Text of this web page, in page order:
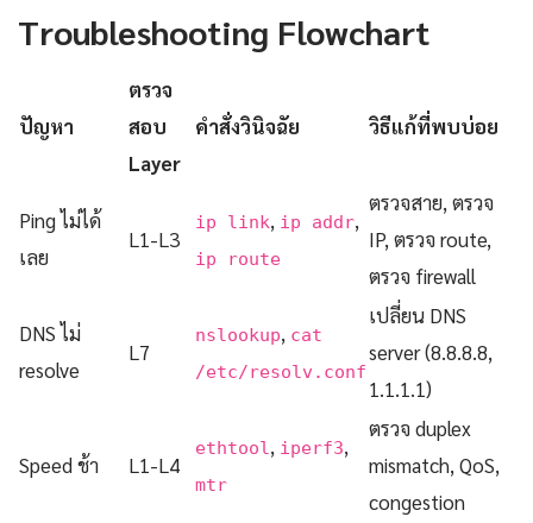
Troubleshooting Flowchart
ปัญหา
ตรวจ
สอบ
Layer
คำสั่งวินิจฉัย วิธีแก้ที่พบบ่อย
Ping ไม่ได้
เลย
L1-L3
ip link, ip addr,
ip route
ตรวจสาย, ตรวจ
IP, ตรวจ route,
ตรวจ firewall
DNS ไม่
resolve
L7
nslookup, cat
/etc/resolv.conf
เปลี่ยน DNS
server (8.8.8.8,
1.1.1.1)
Speed ช้า L1-L4
ethtool , iperf3,
mtr
ตรวจ duplex
mismatch, QoS,
congestion